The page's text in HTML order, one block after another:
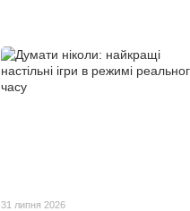
31 липня 2026